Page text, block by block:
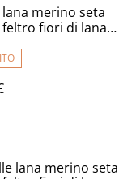
lana merino seta
feltro fiori di lana
lilla donna
unico per le donne